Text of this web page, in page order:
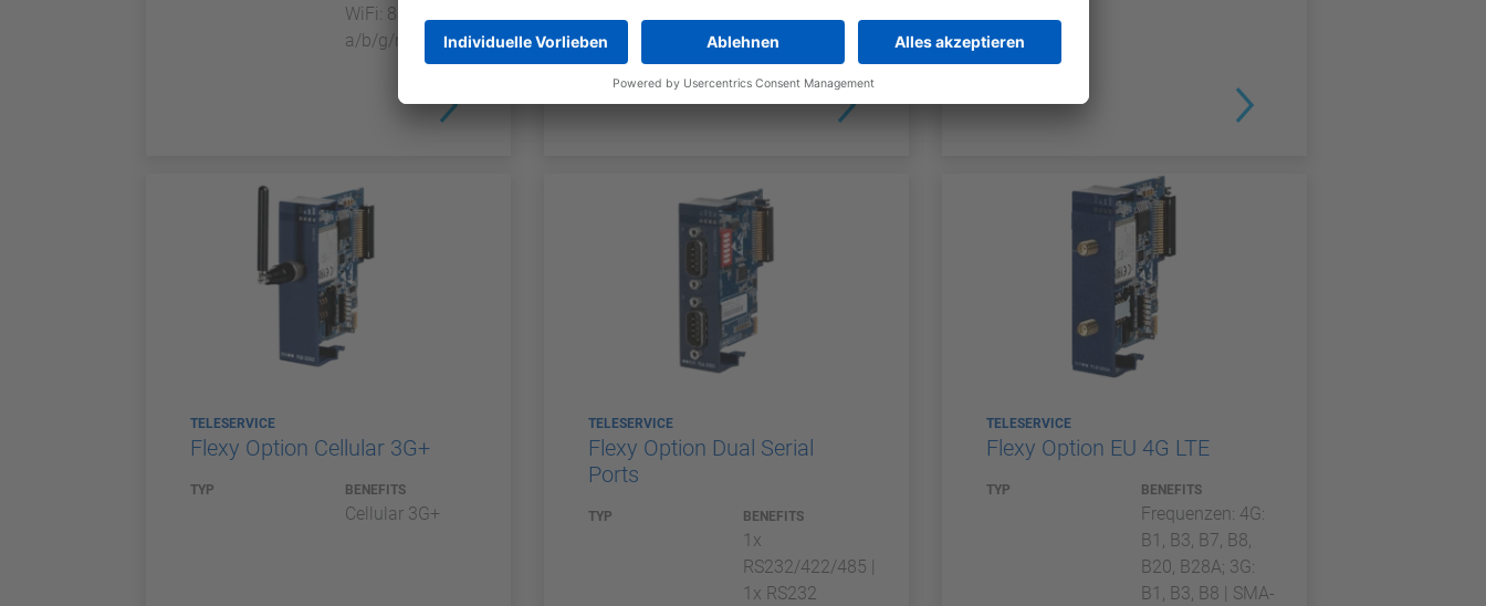
WiFi: 802.11
a/b/g/n
TELESERVICE
Flexy Option Cellular 3G+
TYP BENEFITS
Cellular 3G+
TELESERVICE
Flexy Option Dual Serial
Ports
TYP BENEFITS
1x
RS232/422/485 |
1x RS232
TELESERVICE
Flexy Option EU 4G LTE
TYP BENEFITS
Frequenzen: 4G:
B1, B3, B7, B8,
B20, B28A; 3G:
B1, B3, B8 | SMA-